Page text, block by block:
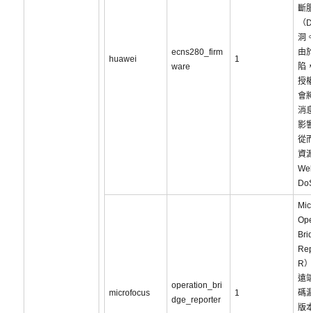
huawei
ecns280_firm
ware
1
斷
洞
由
陷
授
會
消
影
從
資
microfocus
operation_bri
dge_reporter
1
R
遠
碼
版